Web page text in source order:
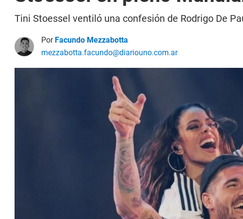
Tini Stoessel ventiló una confesión de Rodrigo De
Por Facundo Mezzabotta
mezzabotta.facundo@diariouno.com.ar